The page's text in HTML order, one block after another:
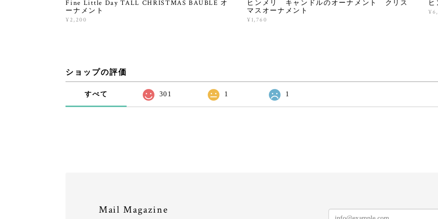
Fine Little Day TALL CHRISTMAS BAUBLE オ
ーナメント
¥2,200
ヒンメリ キャンドルのオーナメント クリス
マスオーナメント
¥1,760
ショップの評価
すべて 301 1 1
Mail Magazine